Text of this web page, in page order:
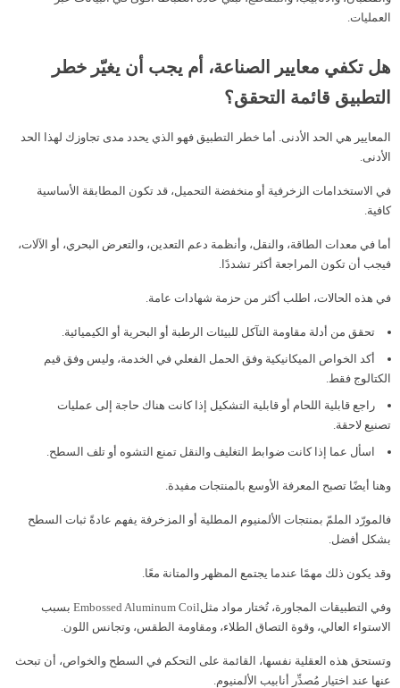
العمليات.
هل تكفي معايير الصناعة، أم يجب أن يغيّر خطر
التطبيق قائمة التحقق؟
المعايير هي الحد الأدنى. أما خطر التطبيق فهو الذي يحدد مدى تجاوزك لهذا الحد
الأدنى.
في الاستخدامات الزخرفية أو منخفضة التحميل، قد تكون المطابقة الأساسية
كافية.
أما في معدات الطاقة، والنقل، وأنظمة دعم التعدين، والتعرض البحري، أو الآلات،
فيجب أن تكون المراجعة أكثر تشددًا.
في هذه الحالات، اطلب أكثر من حزمة شهادات عامة.
تحقق من أدلة مقاومة التآكل للبيئات الرطبة أو البحرية أو الكيميائية.
أكد الخواص الميكانيكية وفق الحمل الفعلي في الخدمة، وليس وفق قيم
الكتالوج فقط.
راجع قابلية اللحام أو قابلية التشكيل إذا كانت هناك حاجة إلى عمليات
تصنيع لاحقة.
اسأل عما إذا كانت ضوابط التغليف والنقل تمنع التشوه أو تلف السطح.
وهنا أيضًا تصبح المعرفة الأوسع بالمنتجات مفيدة.
فالمورّد الملمّ بمنتجات الألمنيوم المطلية أو المزخرفة يفهم عادةً ثبات السطح
بشكل أفضل.
وقد يكون ذلك مهمًا عندما يجتمع المظهر والمتانة معًا.
وفي التطبيقات المجاورة، تُختار مواد مثلEmbossed Aluminum Coil بسبب
الاستواء العالي، وقوة التصاق الطلاء، ومقاومة الطقس، وتجانس اللون.
وتستحق هذه العقلية نفسها، القائمة على التحكم في السطح والخواص، أن تبحث
عنها عند اختيار مُصدِّر أنابيب الألمنيوم.